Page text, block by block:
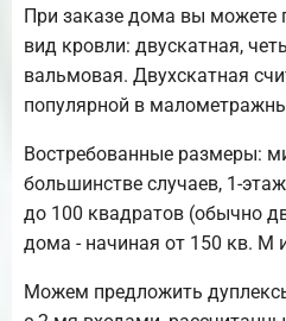
При заказе дома вы можете
вид кровли: двускатная,
вальмовая. Двухскатная
популярной в
Востребованные размеры:
большинстве случаев, 1-
до 100 квадратов (обычно
дома - начиная от 150 кв. М
Можем предложить